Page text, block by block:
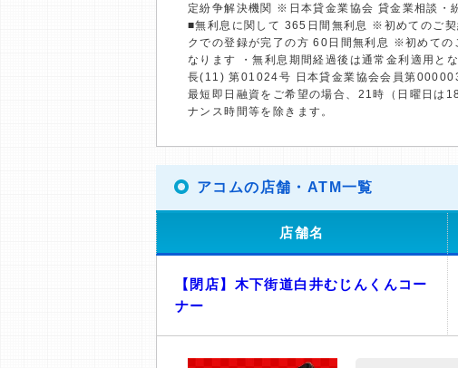
定紛争解決機関 ※日本貸金業協会 貸金業相談・
■無利息に関して 365日間無利息 ※初めてのご
クでの登録が完了の方 60日間無利息 ※初めて
なります ・無利息期間経過後は通常金利適用と
長(11) 第01024号 日本貸金業協会会員第
最短即日融資をご希望の場合、21時（日曜日は
ナンス時間等を除きます。
アコムの店舗・ATM一覧
店舗名
【閉店】木下街道白井むじんくんコー
ナー